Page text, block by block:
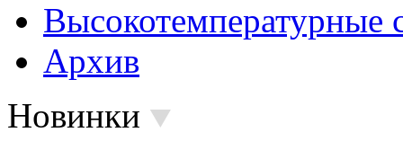
Высокотемпературные
Архив
Новинки